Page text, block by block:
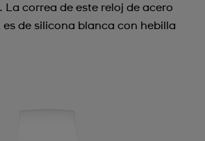
correa de este reloj de acero
de silicona blanca con hebilla